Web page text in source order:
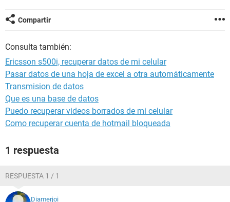
Compartir
Consulta también:
Ericsson s500i, recuperar datos de mi celular
Pasar datos de una hoja de excel a otra automáticamente
Transmision de datos
Que es una base de datos
Puedo recuperar videos borrados de mi celular
Como recuperar cuenta de hotmail bloqueada
1 respuesta
RESPUESTA 1 / 1
Diamerjoi